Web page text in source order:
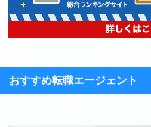
おすすめ転職エージェント